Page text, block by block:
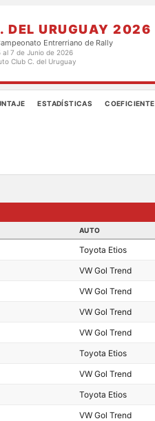
DEL URUGUAY 2026
Entrerriano de Rally
al 7 de Junio de 2026
Club C. del Uruguay
ESTADÍSTICAS COEFICIENTE
AUTO
Toyota Etios
VW Gol Trend
VW Gol Trend
VW Gol Trend
VW Gol Trend
Toyota Etios
VW Gol Trend
Toyota Etios
VW Gol Trend